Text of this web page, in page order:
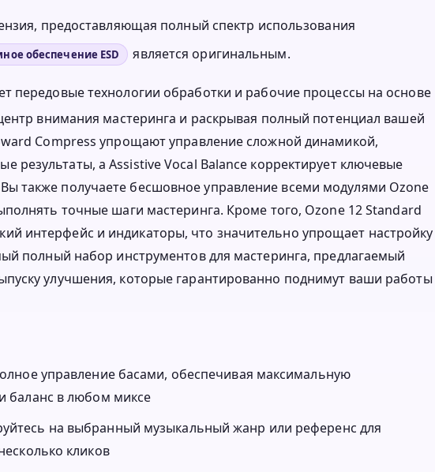
предоставляющая полный спектр использования
обеспечение ESD является оригинальным.
передовые технологии обработки и рабочие процессы на основе
внимания мастеринга и раскрывая полный потенциал вашей
Compress упрощают управление сложной динамикой,
результаты, а Assistive Vocal Balance корректирует ключевые
также получаете бесшовное управление всеми модулями Ozone
точные шаги мастеринга. Кроме того, Ozone 12 Standard
интерфейс и индикаторы, что значительно упрощает настройку
полный набор инструментов для мастеринга, предлагаемый
улучшения, которые гарантированно поднимут ваши работы
управление басами, обеспечивая максимальную
баланс в любом миксе
на выбранный музыкальный жанр или референс для
кликов